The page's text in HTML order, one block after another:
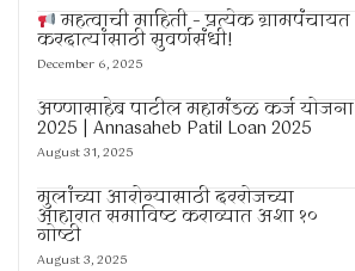
महत्वाची माहिती – प्रत्येक ग्रामपंचायत
करदात्यांसाठी सुवर्णसंधी!
December 6, 2025
अण्णासाहेब पाटील महामंडळ कर्ज योजना
2025 | Annasaheb Patil Loan 2025
August 31, 2025
मुलांच्या आरोग्यासाठी दररोजच्या
आहारात समाविष्ट कराव्यात अशा १०
गोष्टी
August 3, 2025